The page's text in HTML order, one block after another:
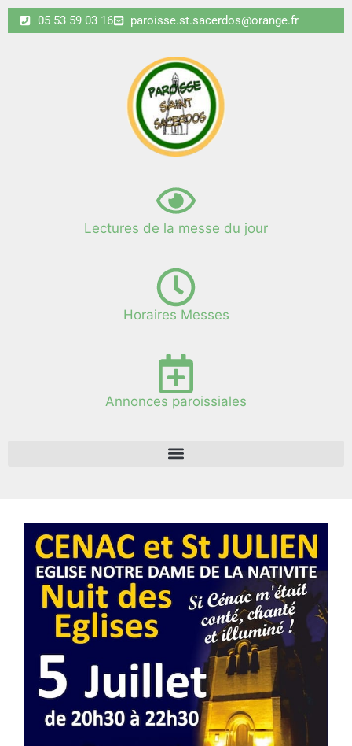
05 53 59 03 16 paroisse.st.sacerdos@orange.fr
Lectures de la messe du jour
Horaires Messes
Annonces paroissiales